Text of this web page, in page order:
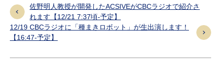
佐野明人教授が開発したACSIVEがCBCラジオで紹介さ
れます【12/21 7:37頃-予定】
12/19 CBCラジオに「種まきロボット」が生出演します！
【16:47-予定】